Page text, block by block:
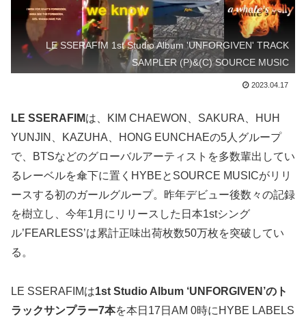
LE SSERAFIM 1st Studio Album 'UNFORGIVEN' TRACK
SAMPLER (P)&(C) SOURCE MUSIC
2023.04.17
LE SSERAFIMは、KIM CHAEWON、SAKURA、HUH
YUNJIN、KAZUHA、HONG EUNCHAEの5人グループ
で、BTSなどのグローバルアーティストを多数輩出してい
るレーベルを傘下に置くHYBEとSOURCE MUSICがリリ
ースする初のガールグループ。昨年デビュー後数々の記録
を樹立し、今年1月にリリースした日本1stシング
ル’FEARLESS’は累計正味出荷枚数50万枚を突破してい
る。
LE SSERAFIMは1st Studio Album ‘UNFORGIVEN’のト
ラックサンプラー7本を本日17日AM 0時にHYBE LABELS